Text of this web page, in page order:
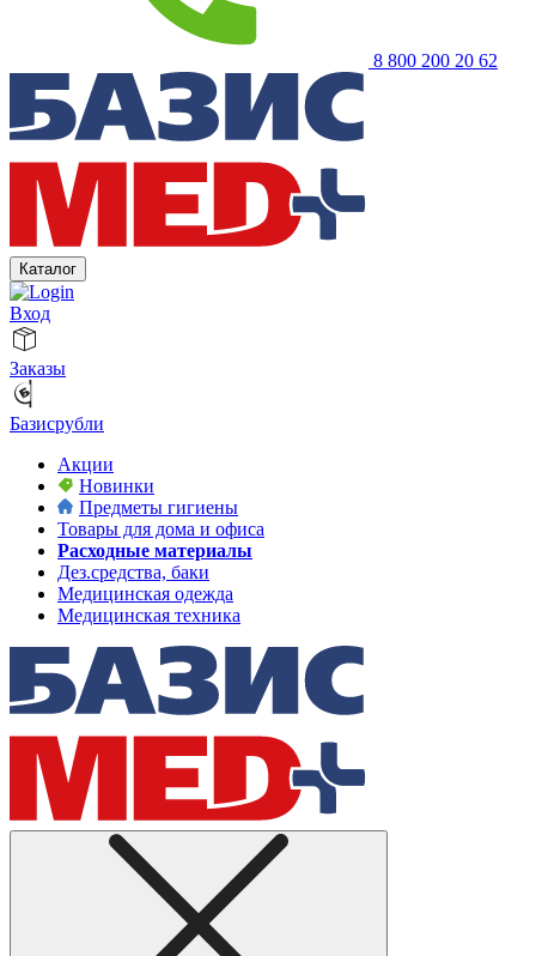
8 800 200 20 62
Каталог
Вход
Заказы
Базисрубли
Акции
Новинки
Предметы гигиены
Товары для дома и офиса
Расходные материалы
Дез.средства, баки
Медицинская одежда
Медицинская техника